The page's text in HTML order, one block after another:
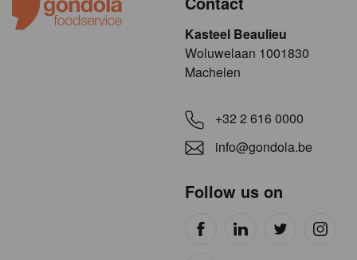
Kasteel Beaulieu
​​​Woluwelaan 1001830
Machelen
+32 2 616 0000
info@gondola.be
Follow us on